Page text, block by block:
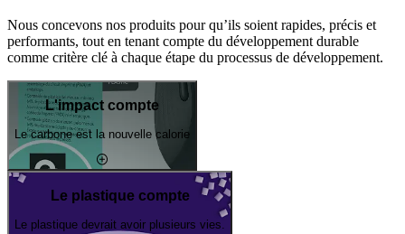
Nous concevons nos produits pour qu’ils soient rapides, précis et
performants, tout en tenant compte du développement durable
comme critère clé à chaque étape du processus de développement.
L'impact compte
Le carbone est la nouvelle calorie
Le plastique compte
Le plastique devrait avoir plusieurs vies.